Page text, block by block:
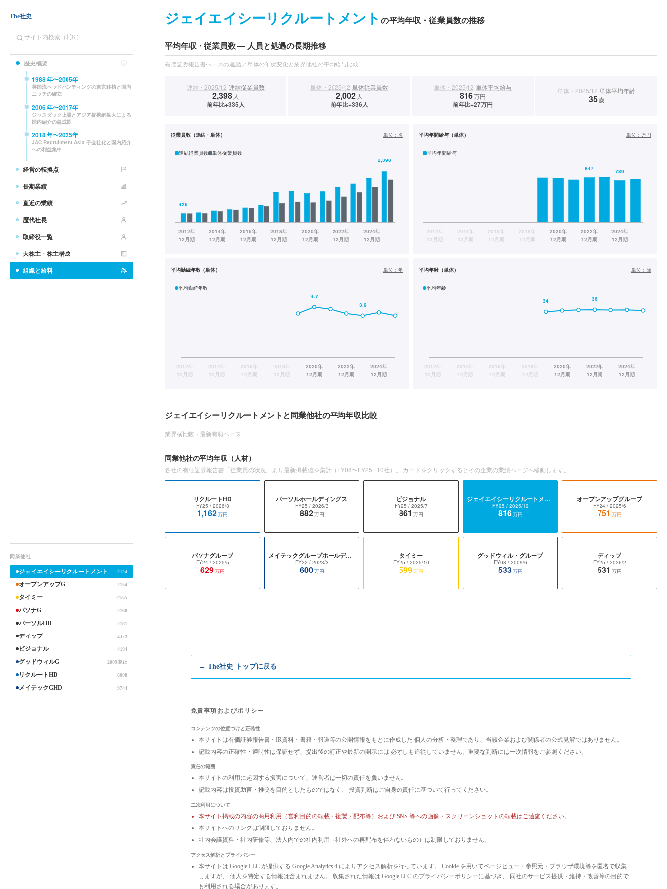
The社史
歴史概要
1988年〜2005年
英国流ヘッドハンティングの東京移植と国内
ニッチの確立
2006年〜2017年
ジャスダック上場とアジア提携網拡大による
国内紹介の急成長
2018年〜2025年
JAC Recruitment Asia 子会社化と国内紹介
への利益集中
経営の転換点
長期業績
直近の業績
歴代社長
取締役一覧
大株主・株主構成
組織と給料
同業他社
ジェイエイシーリクルートメント 2124
オープンアップG 2154
タイミー 215A
パソナG 2168
パーソルHD 2181
ディップ 2379
ビジョナル 4194
グッドウィルG 2009廃止
リクルートHD 6098
メイテックGHD 9744
ジェイエイシーリクルートメントの平均年収・従業員数の推移
平均年収・従業員数 — 人員と処遇の長期推移
有価証券報告書ベースの連結／単体の年次変化と業界他社の平均給与比較
連結・2025/12 連結従業員数
2,398 人
前年比+335人
単体・2025/12 単体従業員数
2,002 人
前年比+336人
単体・2025/12 単体平均給与
816万円
前年比+27万円
単体・2025/12 単体平均年齢
35 歳
従業員数（連結・単体） 単位： 名
連結従業員数 単体従業員数
平均年間給与（単体） 単位： 万円
平均年間給与
平均勤続年数（単体） 単位： 年
平均勤続年数
平均年齢（単体） 単位： 歳
平均年齢
ジェイエイシーリクルートメントと同業他社の平均年収比較
業界横比較・最新有報ベース
同業他社の平均年収 （人材）
各社の有価証券報告書「従業員の状況」より最新掲載値を集計（FY08〜FY25 · 10社）。 カードをクリックするとその企業の業績ページへ移動します。
リクルートHD
FY25 / 2026/3
1,162万円
パーソルホールディングス
FY25 / 2026/3
882万円
ビジョナル
FY25 / 2025/7
861 万円
ジェイエイシーリクルートメント
FY25 / 2025/12
816万円
オープンアップグループ
FY24 / 2025/6
751 万円
パソナグループ
FY24 / 2025/5
629万円
メイテックグループホールディングス
FY22 / 2023/3
600万円
タイミー
FY25 / 2025/10
599万円
グッドウィル・グループ
FY08 / 2009/6
533万円
ディップ
FY25 / 2026/2
531 万円
← The社史 トップに戻る
免責事項およびポリシー
コンテンツの位置づけと正確性
本サイトは有価証券報告書・IR資料・書籍・報道等の公開情報をもとに作成した 個人の分析・整理であり、当該企業および関係者の公式見解ではありません。
記載内容の正確性・適時性は保証せず、提出後の訂正や最新の開示には 必ずしも追従していません。重要な判断には一次情報をご参照ください。
責任の範囲
本サイトの利用に起因する損害について、運営者は一切の責任を負いません。
記載内容は投資助言・推奨を目的としたものではなく、 投資判断はご自身の責任に基づいて行ってください。
二次利用について
本サイト掲載の内容の商用利用（営利目的の転載・複製・配布等）および SNS 等への画像・スクリーンショットの転載はご遠慮ください。
本サイトへのリンクは制限しておりません。
社内会議資料・社内研修等、法人内での社内利用（社外への再配布を伴わないもの）は制限しておりません。
アクセス解析とプライバシー
本サイトは Google LLC が提供する Google Analytics 4 によりアクセス解析を行っています。 Cookie を用いてページビュー・参照元・ブラウザ環境等を匿名で収集
しますが、 個人を特定する情報は含まれません。 収集された情報は Google LLC のプライバシーポリシーに基づき、 同社のサービス提供・維持・改善等の目的で
も利用される場合があります。